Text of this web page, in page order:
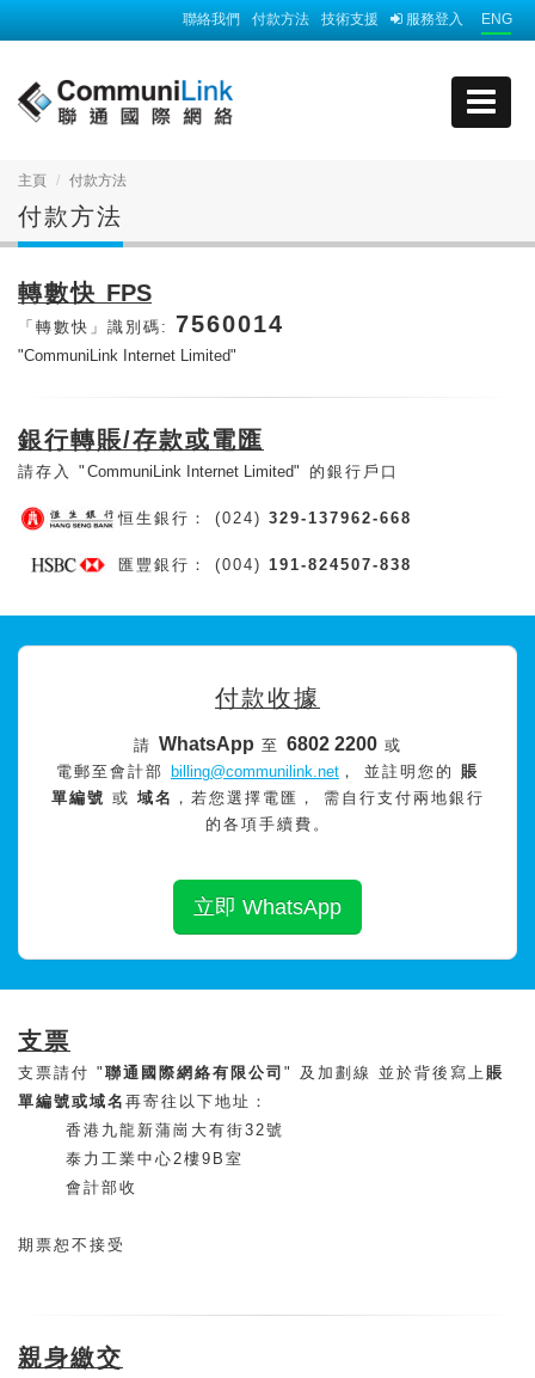
ENG
服務登入
技術支援
付款方法
聯絡我們
主頁 付款方法
付款方法
轉數快 FPS
「轉數快」識別碼: 7560014
"CommuniLink Internet Limited"
銀行轉賬/存款或電匯
請存入 " CommuniLink Internet Limited" 的銀行戶口
恒生銀行： (024) 329-137962-668
匯豐銀行： (004) 191-824507-838
付款收據
請 WhatsApp 至 6802 2200或
電郵至會計部
billing@communilink.net ， 並註明您的 賬
單編號 或 域名 ，若您選擇電匯， 需自行支付兩地銀行
的各項手續費。
立即 WhatsApp
支票
支票請付 " 聯通國際網絡有限公司 " 及加劃線 並於背後寫上賬
單編號或域名 再寄往以下地址：
香港九龍新蒲崗大有街32號
泰力工業中心2樓9B室
會計部收
期票恕不接受
親身繳交